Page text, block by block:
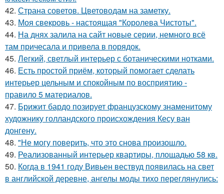
42. Страна советов. Цветоводам на заметку.
43. Моя свекровь - настоящая "Королева Чистоты".
44. На днях залила на сайт новые серии, немного всё
там причесала и привела в порядок.
45. Легкий, светлый интерьер с ботаническими нотками.
46. Есть простой приём, который помогает сделать
интерьер цельным и спокойным по восприятию -
правило 5 материалов.
47. Брижит бардо позирует французскому знаменитому
художнику голландского происхождения Кесу ван
донгену.
48. "Не могу поверить, что это снова произошло.
49. Реализованный интерьер квартиры, площадью 58 кв.
50. Когда в 1941 году Вивьен вествуд появилась на свет
в английской деревне, ангелы моды тихо переглянулись: